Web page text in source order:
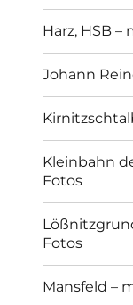
Harz, HSB –
Johann
Kleinbahn
Fotos
Fotos
Mansfeld –